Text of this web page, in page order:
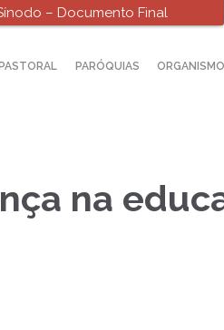
– Documento Final
PASTORAL PARÓQUIAS
na